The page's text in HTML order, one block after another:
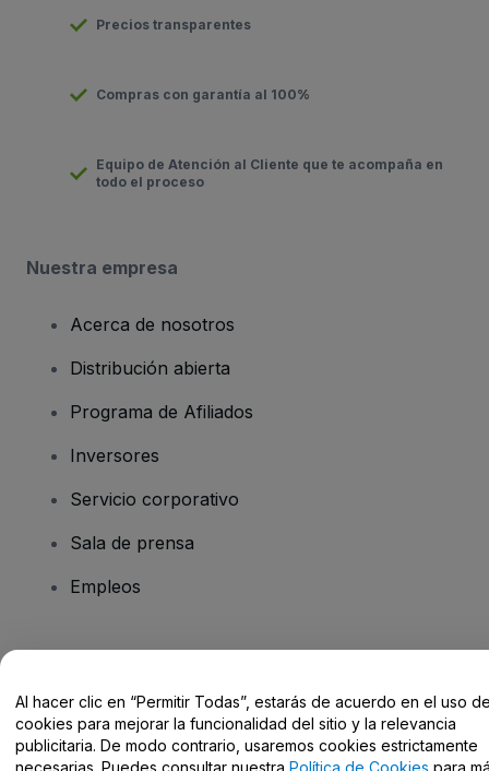
Precios transparentes
Compras con garantía al 100%
Equipo de Atención al Cliente que te acompaña en
todo el proceso
Nuestra empresa
Acerca de nosotros
Distribución abierta
Programa de Afiliados
Inversores
Servicio corporativo
Sala de prensa
Empleos
Centro de Ayuda / Contacto
Al hacer clic en “Permitir Todas”, estarás de acuerdo en el uso
cookies para mejorar la funcionalidad del sitio y la relevancia
publicitaria. De modo contrario, usaremos cookies estrictamente
necesarias. Puedes consultar nuestra Política de Cookies para